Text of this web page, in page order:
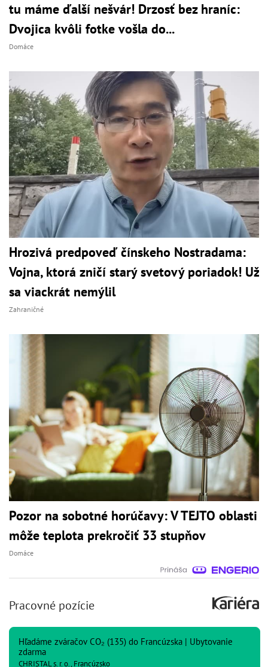
tu máme ďalší nešvár! Drzosť bez hraníc:
Dvojica kvôli fotke vošla do...
Domáce
Hrozivá predpoveď čínskeho Nostradama:
Vojna, ktorá zničí starý svetový poriadok! Už
sa viackrát nemýlil
Zahraničné
Pozor na sobotné horúčavy: V TEJTO oblasti
môže teplota prekročiť 33 stupňov
Domáce
Pracovné pozície
Hľadáme zváračov CO₂ (135) do Francúzska | Ubytovanie
zdarma
CHRISTAL s. r. o., Francúzsko